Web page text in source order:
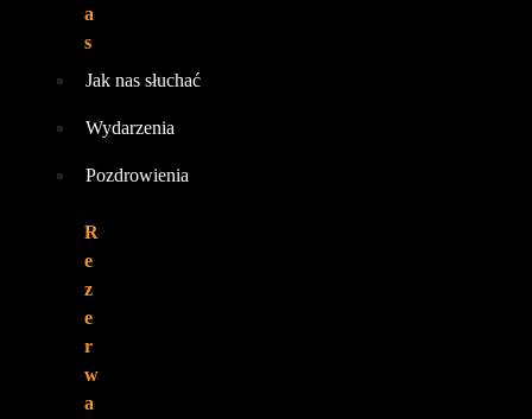
a
s
Jak nas słuchać
Wydarzenia
Pozdrowienia
R
e
z
e
r
w
a